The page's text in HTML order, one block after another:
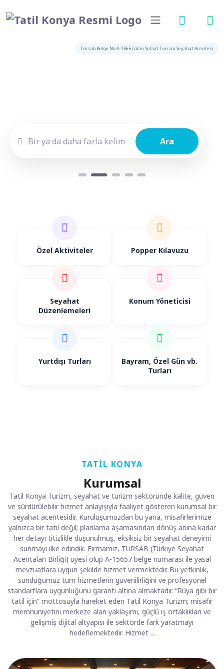
Türsab Belge No A-15657 olan Şefaat Turizm Seyahat Acentesi
Ara
Özel Aktiviteler Popper Kılavuzu
Seyahat
Düzenlemeleri
Konum Yöneticisi
Yurtdışı Turları
Bayram, Özel Gün vb.
Turları
TATIL KONYA
Kurumsal
Tatil Konya Turizm, seyahat ve turizm sektöründe kalite, güven
ve sürdürülebilir hizmet anlayışıyla faaliyet gösteren kurumsal bir
seyahat acentesidir. Kuruluşumuzdan bu yana, misafirlerimize
yalnızca bir tatil değil; planlama aşamasından dönüş anına kadar
her detayı titizlikle düşünülmüş, eksiksiz bir seyahat deneyimi
sunmayı ilke edindik. Firmamız, TÜRSAB (Türkiye Seyahat
Acentaları Birliği) üyesi olup A-15657 belge numarası ile yasal
mevzuatlara uygun şekilde hizmet vermektedir. Bu yetkinlik,
sunduğumuz tüm hizmetlerin güvenilirliğini ve profesyonel
standartlara uygunluğunu garanti altına almaktadır. “Rüya gibi bir
tatil için” mottosuyla hareket eden Tatil Konya Turizm; misafir
memnuniyetini merkeze alan yaklaşımı, güçlü iş ortaklıkları ve
gelişmiş dijital altyapısı ile sektörde fark yaratmayı
hedeflemektedir. Hizmet ...